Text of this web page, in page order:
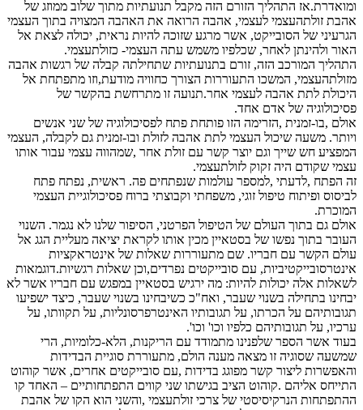
ומואדרת.אז התהליך הזורם הזה מקבל תנועתיות מתוך שלוב ממוזג של
אהבת זולתהעצמי לעצמי, אהבה הרואה את האהבה המצויה בתוך העצמי
הגרעיני של הסובייקט, אשר מרגע שזוכה להיות נראית, יכולה לצאת אל
האור ולהינתן לאחר, שכלפיו משמש עתה העצמי- כזולתעצמי.
התהליך המורכב הזה, זורם בתנועתיות שתחילתה קבלה של רגשות אהבה
מזולתהעצמי, המשכו התעוררות הצורך כחוויה מודעת,וזו מתפתחת אל
היכולת לתת אהבה לעצמי אחר.תנועה זו מתרחשת בהקשר של
פסיכולוגיה של אדם אחד.
אולם ,בו-זמנית ,הזרימה הזו פותחת פתח לפסיכולוגיה של שני אנשים
ויותר. משעה שיכול העצמי לתת אהבה לזולת ובו-זמנית גם לקבלה, העצמי
המפציע חש שייך וגם יוצר קשר עם זולת אחר ,שמהווה עצמי עבור אותו
עצמי שקודם היה זקוק לזולתעצמי.
זה הפתח ,לדעתי ,למספר עולמות שנפתחים פה. ראשית, נפתח פתח
לביסוס ופיתוח טיפול זוגי, משפחתי וקבוצתי ברוח פסיכולוגיית העצמי
המוכרת.
אולם גם בתוך העולם של הטיפול הפרטני, הסיפור שלנו לא נגמר. השנוי
העובר בתוך נפשו של בסטאיין מכין אותו לקראת יציאה מעליית הגג אל
עולם הקשר עם חבריו. שם מתעוררות שאלות של אינטראקציות
אינטרסובייקטיביות, עם סובייקטים נפרדים,וכן שאלות רגשיות.דוגמאות
לשאלות אלה יכולות להיות: מה ירגיש בסטאיין במפגש עם חבריו אשר לא
יבחינו בתחילה בשנוי שעבר, ואח"כ כשיבחינו בשנוי שעבר, כיצד ישפיעו
תגובותיהם על הכרתו, על תגובותיו האינטרפרסונליות, על תקוותו, על
ערכיו, על תגובותיהם כלפיו וכו' וכו'.
בעוד אשר הספר שלפנינו מתמודד עם הריקנות, הלא-כלומיות, הרי
שמשעה שסוגיה זו מצאה מענה הולם, מתעוררת סוגיית הבדידות
והאפשרות ליצור קשר מפוגג בדידות ,עם סובייקטים אחרים, אשר קוהוט
התייחס אליהם .קוהוט הציב בגישתו שני קווים התפתחותיים – האחד קו
ההתפתחות הנרקיסיסטי של צרכי זולתעצמי ,והשני הוא הקו של אהבת